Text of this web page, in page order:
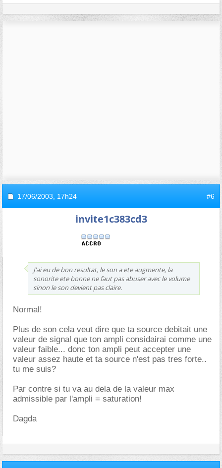
17/06/2003, 17h24 #6
invite1c383cd3
J'ai eu de bon resultat, le son a ete augmente, la
sonorite ete bonne ne faut pas abuser avec le volume
sinon le son devient pas claire.
Normal!
Plus de son cela veut dire que ta source debitait une
valeur de signal que ton ampli considairai comme une
valeur faible... donc ton ampli peut accepter une
valeur assez haute et ta source n'est pas tres forte..
tu me suis?
Par contre si tu va au dela de la valeur max
admissible par l'ampli = saturation!
Dagda